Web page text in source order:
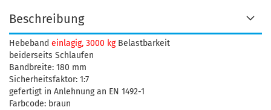
Beschreibung
Hebeband einlagig, 3000 kgBelastbarkeit
beiderseits Schlaufen
Bandbreite: 180 mm
Sicherheitsfaktor: 1:7
gefertigt in Anlehnung an EN 1492-1
Farbcode: braun